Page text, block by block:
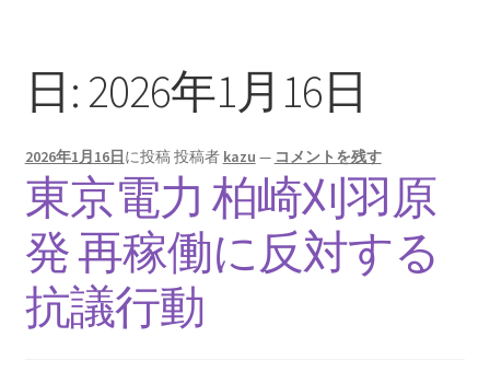
キ
ッ
プ
プ
活動紹介
2012.3.11 「原発ゼロへのカウントダウンinかわさ
き」「原発ゼロへの行進！誰でもデモ！」
原発ゼロ金曜日行動 inかわさき
2013.3.10 第２回原発ゼロへのカウントダウンinかわ
さき 集会
日: 2026年1月16日
2026年1月16日に投稿投稿者 kazu — コメントを残す
東京電力 柏崎刈羽原
発 再稼働に反対する
抗議行動